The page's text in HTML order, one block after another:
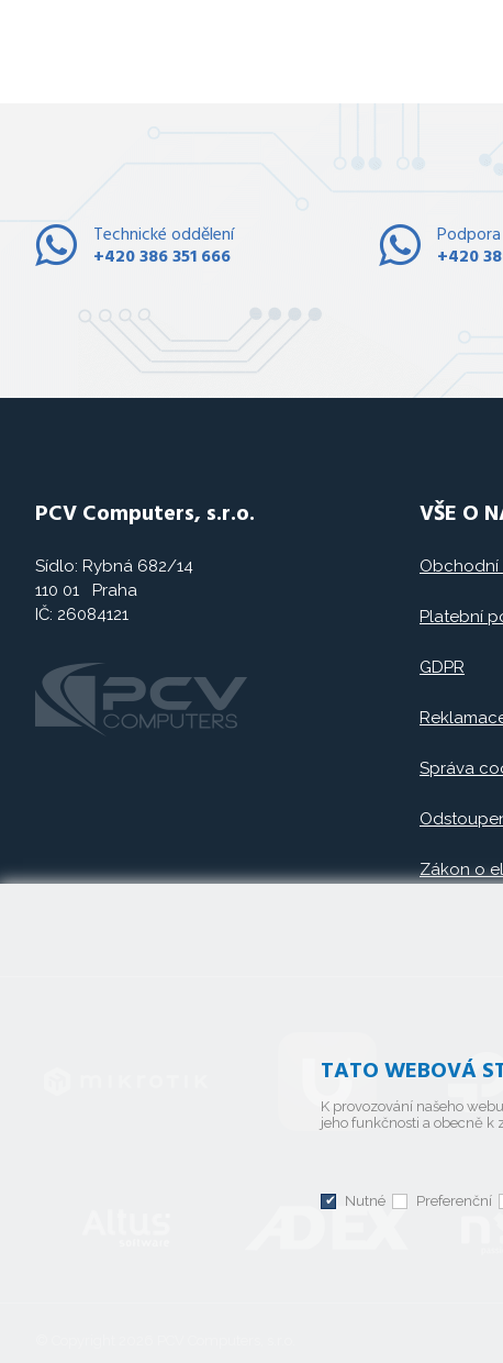
Technické oddělení
+420 386 351 666 +420
PCV Computers, s.r.o.
Sídlo: Rybná 682/14
110 01 Praha
IČ: 26084121
VŠE O
Platební
GDPR
Správa
Zákon o
TATO WEBOVÁ
K provozování našeho
jeho funkčnosti a obecně k
Nutné Preferenční